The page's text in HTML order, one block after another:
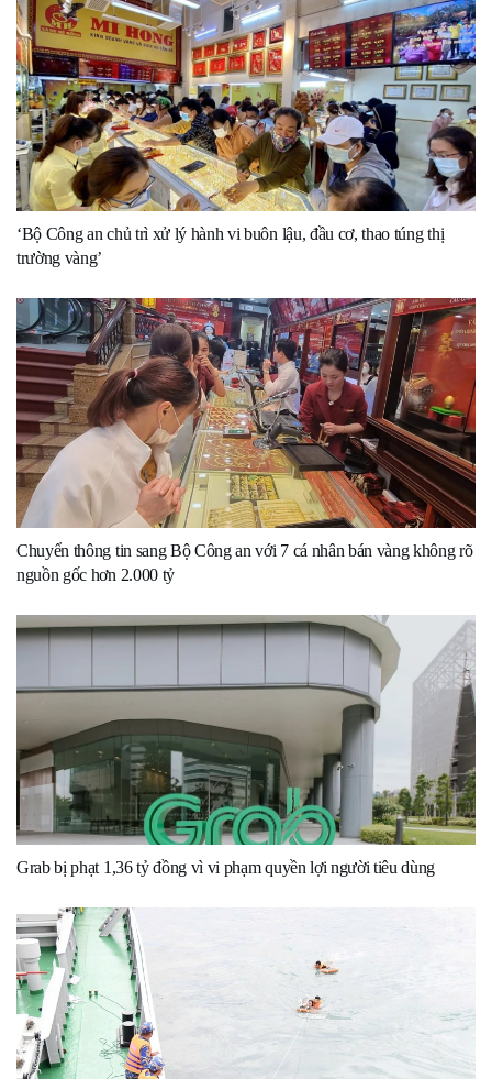
‘Bộ Công an chủ trì xử lý hành vi buôn lậu, đầu cơ, thao túng thị
trường vàng’
Chuyển thông tin sang Bộ Công an với 7 cá nhân bán vàng không rõ
nguồn gốc hơn 2.000 tỷ
Grab bị phạt 1,36 tỷ đồng vì vi phạm quyền lợi người tiêu dùng